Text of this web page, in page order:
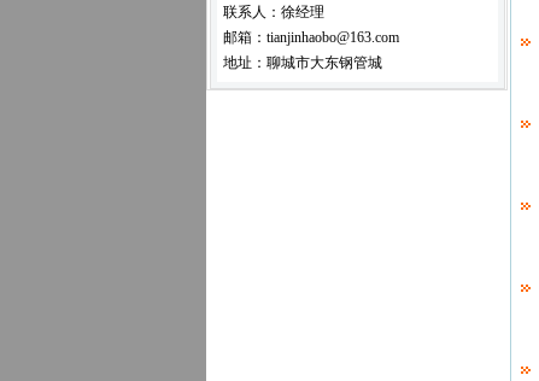
联系人：徐经理
邮箱：tianjinhaobo@163.com
地址：聊城市大东钢管城